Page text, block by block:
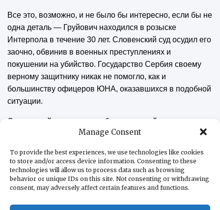
Manage Consent
To provide the best experiences, we use technologies like cookies
to store and/or access device information. Consenting to these
technologies will allow us to process data such as browsing
behavior or unique IDs on this site. Not consenting or withdrawing
consent, may adversely affect certain features and functions.
Все это, возможно, и не было бы интересно, если бы не
одна деталь — Груйович находился в розыске
Интерпола в течение 30 лет. Словенский суд осудил его
заочно, обвинив в военных преступлениях и
покушении на убийство. Государство Сербия своему
верному защитнику никак не помогло, как и
большинству офицеров ЮНА, оказавшихся в подобной
ситуации.
Словенский суд отменил обвинительный акт только в
2021 году, хотя срок давности истек за 20 лет до этого.
два международных ордера на арест, выданные
Интерполом.
«Из 60 лет своей жизни я провел 30, ожидая отмены
ордера на арест или ареста. Хоть у меня и была чистая